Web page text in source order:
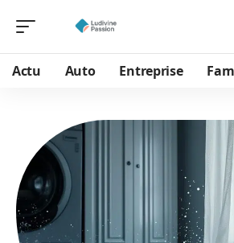
Actu Auto Entreprise